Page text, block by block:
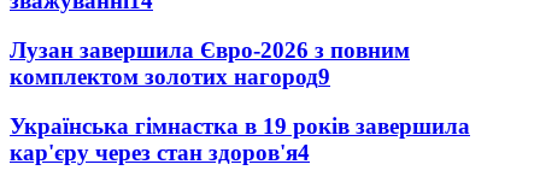
Лузан завершила Євро-2026 з повним
комплектом золотих нагород9
Українська гімнастка в 19 років завершила
кар'єру через стан здоров'я4